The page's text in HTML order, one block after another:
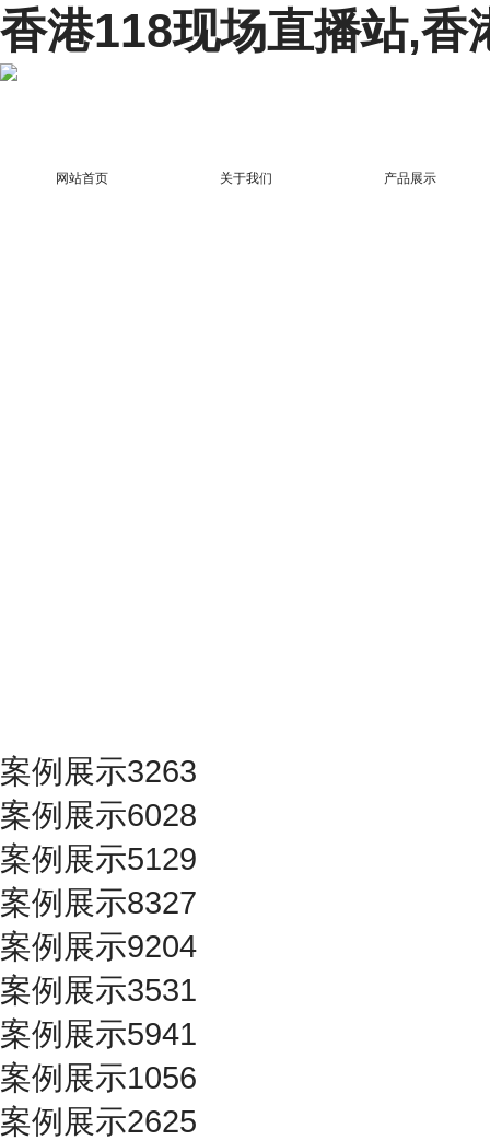
香港118现场直播站,香
网站首页 关于我们 产品展示
案例展示3263
案例展示6028
案例展示5129
案例展示8327
案例展示9204
案例展示3531
案例展示5941
案例展示1056
案例展示2625